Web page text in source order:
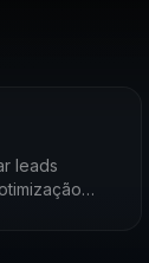
leads